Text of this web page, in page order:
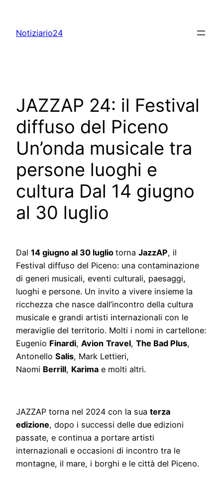
content
Notiziario24
JAZZAP 24: il Festival
diffuso del Piceno
Un’onda musicale tra
persone luoghi e
cultura Dal 14 giugno
al 30 luglio
Dal 14 giugno al 30 luglio torna JazzAP, il
Festival diffuso del Piceno: una contaminazione
di generi musicali, eventi culturali, paesaggi,
luoghi e persone. Un invito a vivere insieme la
ricchezza che nasce dall’incontro della cultura
musicale e grandi artisti internazionali con le
meraviglie del territorio. Molti i nomi in cartellone:
Eugenio Finardi, Avion Travel, The Bad Plus,
Antonello Salis, Mark Lettieri,
Naomi Berrill, Karima e molti altri.
JAZZAP torna nel 2024 con la sua terza
edizione, dopo i successi delle due edizioni
passate, e continua a portare artisti
internazionali e occasioni di incontro tra le
montagne, il mare, i borghi e le città del Piceno.